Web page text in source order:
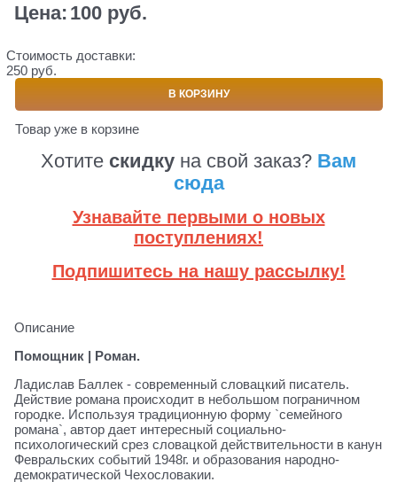
Цена: 100 руб.
Стоимость доставки:
250 руб.
В КОРЗИНУ
Товар уже в корзине
Хотите скидку на свой заказ? Вам
сюда
Узнавайте первыми о новых
поступлениях!
Подпишитесь на нашу рассылку!
Описание
Помощник | Роман.
Ладислав Баллек - современный словацкий писатель.
Действие романа происходит в небольшом пограничном
городке. Используя традиционную форму `семейного
романа`, автор дает интересный социально-
психологический срез словацкой действительности в канун
Февральских событий 1948г. и образования народно-
демократической Чехословакии.